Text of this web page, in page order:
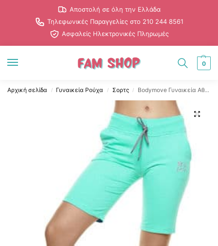
Αποστολή σε όλη την Ελλάδα
Τηλεφωνικές Παραγγελίες στο 210 244 8561
Ασφαλείς Ηλεκτρονικές Πληρωμές
0
Αρχική σελίδα / Γυναικεία Ρούχα / Σορτς / Bodymove Γυναικεία Αθλητική Βερμούδα Veraman 884A